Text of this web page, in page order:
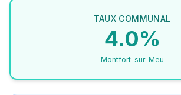
TAUX COMMUNAL
4.0%
Montfort-sur-Meu